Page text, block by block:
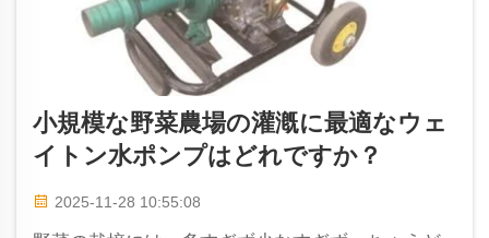
小規模な野菜農場の灌漑に最適なウェ
イトン水ポンプはどれですか？
2025-11-28 10:55:08